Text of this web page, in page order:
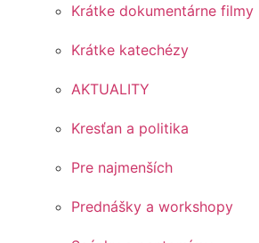
Krátke dokumentárne filmy
Krátke katechézy
AKTUALITY
Kresťan a politika
Pre najmenších
Prednášky a workshopy